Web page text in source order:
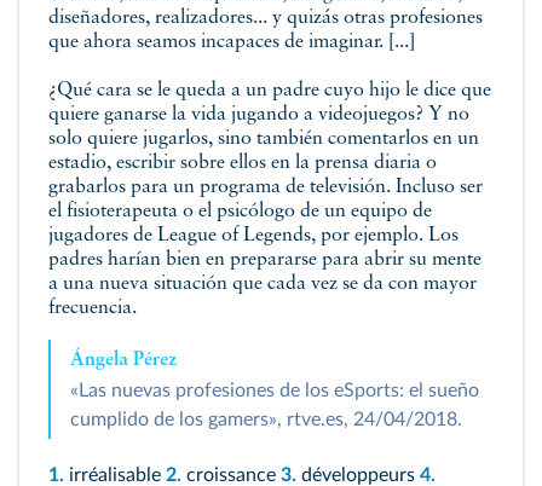
diseñadores, realizadores... y quizás otras profesiones
que ahora seamos incapaces de imaginar. [...]
¿Qué cara se le queda a un padre cuyo hijo le dice que
quiere ganarse la vida jugando a videojuegos? Y no
solo quiere jugarlos, sino también comentarlos en un
estadio, escribir sobre ellos en la prensa diaria o
grabarlos para un programa de televisión. Incluso ser
el fisioterapeuta o el psicólogo de un equipo de
jugadores de League of Legends, por ejemplo. Los
padres harían bien en prepararse para abrir su mente
a una nueva situación que cada vez se da con mayor
frecuencia.
Ángela Pérez
«Las nuevas profesiones de los eSports: el sueño
cumplido de los gamers», rtve.es, 24/04/2018.
1. irréalisable 2. croissance 3. développeurs 4.